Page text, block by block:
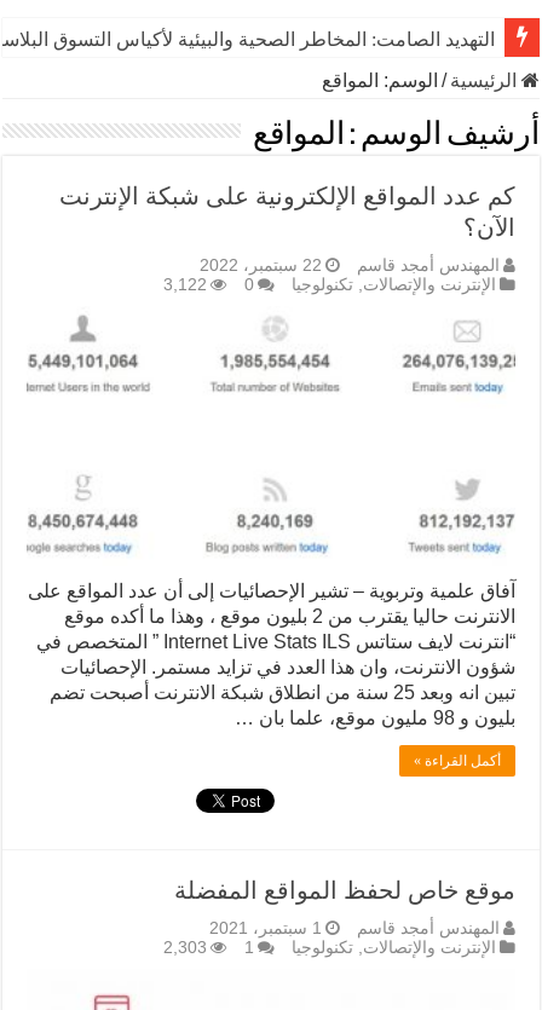
التهديد الصامت: المخاطر الصحية والبيئية لأكياس التسوق
الرئيسية/ الوسم: المواقع
أرشيف الوسم : المواقع
كم عدد المواقع الإلكترونية على شبكة الإنترنت
الآن؟
المهندس أمجد قاسم
22 سبتمبر، 2022
الإنترنت والإتصالات, تكنولوجيا 0
3,122
آفاق علمية وتربوية – تشير الإحصائيات إلى أن عدد المواقع على
الانترنت حاليا يقترب من 2 بليون موقع ، وهذا ما أكده موقع
“انترنت لايف ستاتس Internet Live Stats ILS ” المتخصص في
شؤون الانترنت، وان هذا العدد في تزايد مستمر. الإحصائيات
تبين انه وبعد 25 سنة من انطلاق شبكة الانترنت أصبحت تضم
بليون و 98 مليون موقع، علما بان …
أكمل القراءة »
موقع خاص لحفظ المواقع المفضلة
المهندس أمجد قاسم
1 سبتمبر، 2021
الإنترنت والإتصالات تكنولوجيا 1
2,303